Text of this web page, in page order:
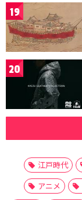
19
20
江戸時代
アニメ